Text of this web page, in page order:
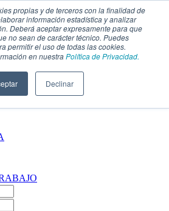
propias y de terceros con la finalidad de
información estadística y analizar
Deberá aceptar expresamente para que
no sean de carácter técnico. Puedes
permitir el uso de todas las cookies.
en nuestraPolítica de Privacidad.
Declinar